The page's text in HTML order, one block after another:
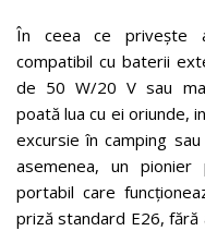
În ceea ce privește
compatibil cu baterii
de 50 W/20 V sau
poată lua cu ei oriunde,
excursie în camping
asemenea, un
portabil care
priză standard E26,